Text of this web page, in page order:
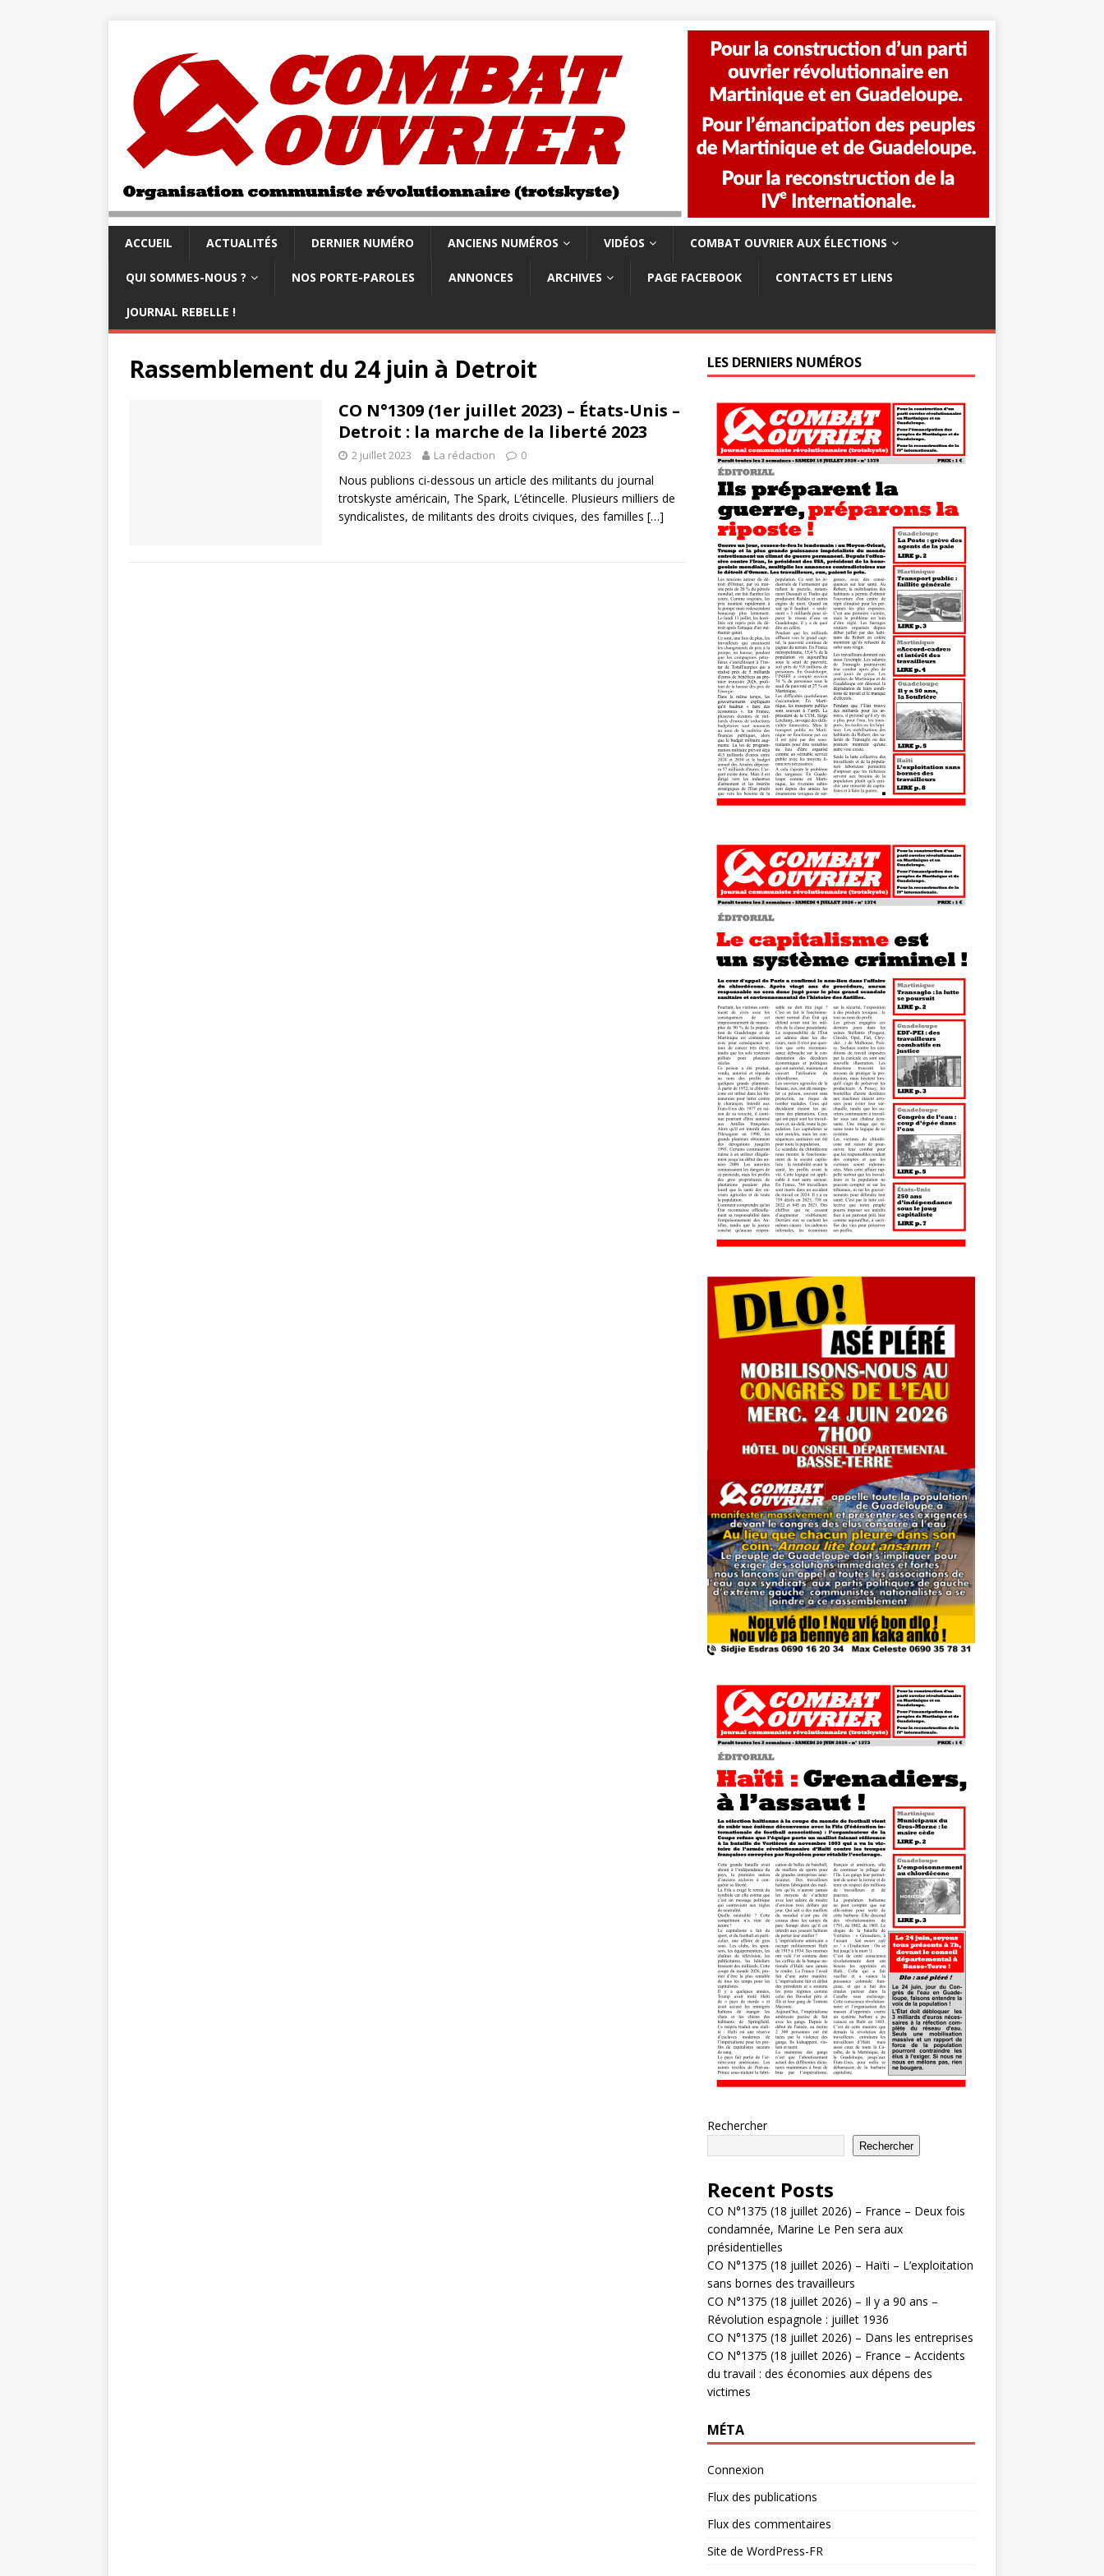
ACCUEIL ACTUALITÉS DERNIER NUMÉRO ANCIENS NUMÉROS VIDÉOS COMBAT OUVRIER AUX ÉLECTIONS
QUI SOMMES-NOUS ? NOS PORTE-PAROLES ANNONCES ARCHIVES PAGE FACEBOOK CONTACTS ET LIENS
JOURNAL REBELLE !
Rassemblement du 24 juin à Detroit
CO N°1309 (1er juillet 2023) – États-Unis –
Detroit : la marche de la liberté 2023
2 juillet 2023 La rédaction 0
Nous publions ci-dessous un article des militants du journal
trotskyste américain, The Spark, L’étincelle. Plusieurs milliers de
syndicalistes, de militants des droits civiques, des familles […]
LES DERNIERS NUMÉROS
Rechercher
Rechercher
Recent Posts
CO N°1375 (18 juillet 2026) – France – Deux fois
condamnée, Marine Le Pen sera aux
présidentielles
CO N°1375 (18 juillet 2026) – Haïti – L’exploitation
sans bornes des travailleurs
CO N°1375 (18 juillet 2026) – Il y a 90 ans –
Révolution espagnole : juillet 1936
CO N°1375 (18 juillet 2026) – Dans les entreprises
CO N°1375 (18 juillet 2026) – France – Accidents
du travail : des économies aux dépens des
victimes
MÉTA
Connexion
Flux des publications
Flux des commentaires
Site de WordPress-FR